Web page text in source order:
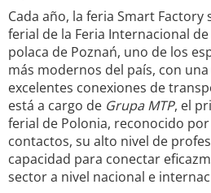
Cada año, la feria Smart
ferial de la Feria Internacional
polaca de Poznań, uno de los
más modernos del país, con
excelentes conexiones de
está a cargo de Grupa MTP, el
ferial de Polonia, reconocido
contactos, su alto nivel de
capacidad para conectar
sector a nivel nacional e